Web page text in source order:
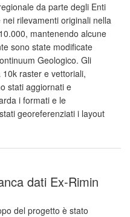
da parte degli Enti
rilevamenti originali nella
mantenendo alcune
sono state modificate
Geologico. Gli
raster e vettoriali,
stati aggiornati e
i formati e le
georeferenziati i layout
dati Ex-Rimin
del progetto è stato